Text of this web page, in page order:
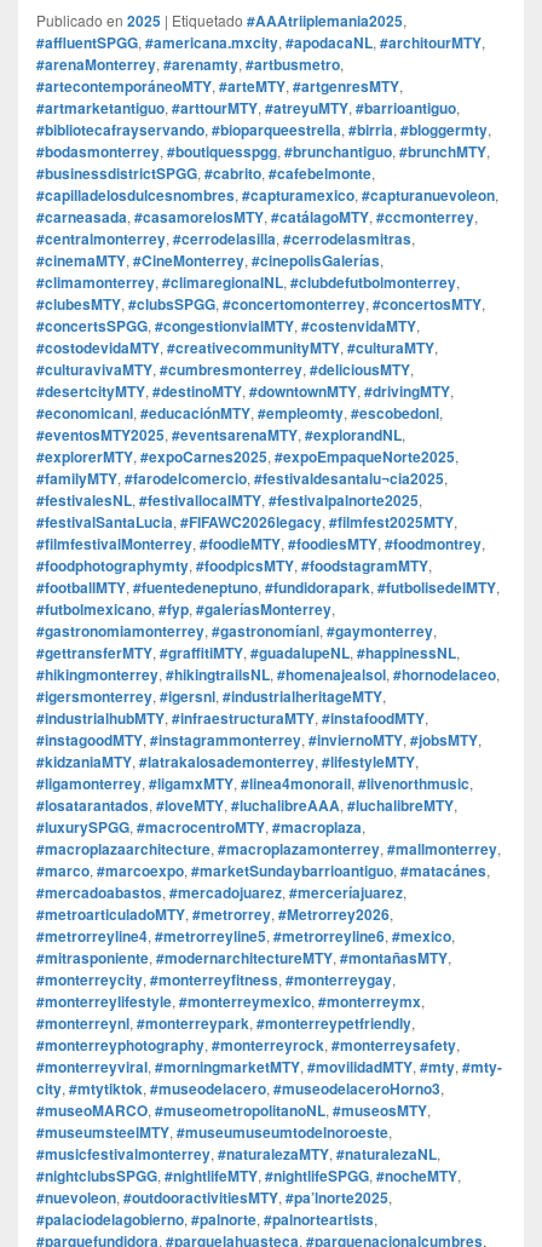
Publicado en 2025 | Etiquetado #AAAtriiplemania2025,
#affluentSPGG, #americana.mxcity, #apodacaNL, #architourMTY,
#arenaMonterrey, #arenamty, #artbusmetro,
#artecontemporáneoMTY, #arteMTY, #artgenresMTY,
#artmarketantiguo, #arttourMTY, #atreyuMTY, #barrioantiguo,
#bibliotecafrayservando, #bioparqueestrella, #birria, #bloggermty,
#bodasmonterrey, #boutiquesspgg, #brunchantiguo, #brunchMTY,
#businessdistrictSPGG, #cabrito, #cafebelmonte,
#capilladelosdulcesnombres, #capturamexico, #capturanuevoleon,
#carneasada, #casamorelosMTY, #catálagoMTY, #ccmonterrey,
#centralmonterrey, #cerrodelasilla, #cerrodelasmitras,
#cinemaMTY, #CineMonterrey, #cinepolisGalerías,
#climamonterrey, #climaregionalNL, #clubdefutbolmonterrey,
#clubesMTY, #clubsSPGG, #concertomonterrey, #concertosMTY,
#concertsSPGG, #congestionvialMTY, #costenvidaMTY,
#costodevidaMTY, #creativecommunityMTY, #culturaMTY,
#culturavivaMTY, #cumbresmonterrey, #deliciousMTY,
#desertcityMTY, #destinoMTY, #downtownMTY, #drivingMTY,
#economicanl, #educaciónMTY, #empleomty, #escobedonl,
#eventosMTY2025, #eventsarenaMTY, #explorandNL,
#explorerMTY, #expoCarnes2025, #expoEmpaqueNorte2025,
#familyMTY, #farodelcomercio, #festivaldesantalu¬cia2025,
#festivalesNL, #festivallocalMTY, #festivalpalnorte2025,
#festivalSantaLucia, #FIFAWC2026legacy, #filmfest2025MTY,
#filmfestivalMonterrey, #foodieMTY, #foodiesMTY, #foodmontrey,
#foodphotographymty, #foodpicsMTY, #foodstagramMTY,
#footballMTY, #fuentedeneptuno, #fundidorapark, #futbolisedelMTY,
#futbolmexicano, #fyp, #galeríasMonterrey,
#gastronomiamonterrey, #gastronomíanl, #gaymonterrey,
#gettransferMTY, #graffitiMTY, #guadalupeNL, #happinessNL,
#hikingmonterrey, #hikingtrailsNL, #homenajealsol, #hornodelaceo,
#igersmonterrey, #igersnl, #industrialheritageMTY,
#industrialhubMTY, #infraestructuraMTY, #instafoodMTY,
#instagoodMTY, #instagrammonterrey, #inviernoMTY, #jobsMTY,
#kidzaniaMTY, #latrakalosademonterrey, #lifestyleMTY,
#ligamonterrey, #ligamxMTY, #linea4monorail, #livenorthmusic,
#losatarantados, #loveMTY, #luchalibreAAA, #luchalibreMTY,
#luxurySPGG, #macrocentroMTY, #macroplaza,
#macroplazaarchitecture, #macroplazamonterrey, #mallmonterrey,
#marco, #marcoexpo, #marketSundaybarrioantiguo, #matacánes,
#mercadoabastos, #mercadojuarez, #merceríajuarez,
#metroarticuladoMTY, #metrorrey, #Metrorrey2026,
#metrorreyline4, #metrorreyline5, #metrorreyline6, #mexico,
#mitrasponiente, #modernarchitectureMTY, #montañasMTY,
#monterreycity, #monterreyfitness, #monterreygay,
#monterreylifestyle, #monterreymexico, #monterreymx,
#monterreynl, #monterreypark, #monterreypetfriendly,
#monterreyphotography, #monterreyrock, #monterreysafety,
#monterreyviral, #morningmarketMTY, #movilidadMTY, #mty, #mty-
city, #mtytiktok, #museodelacero, #museodelaceroHorno3,
#museoMARCO, #museometropolitanoNL, #museosMTY,
#museumsteelMTY, #museumuseumtodelnoroeste,
#musicfestivalmonterrey, #naturalezaMTY, #naturalezaNL,
#nightclubsSPGG, #nightlifeMTY, #nightlifeSPGG, #nocheMTY,
#nuevoleon, #outdooractivitiesMTY, #pa’lnorte2025,
#palaciodelagobierno, #palnorte, #palnorteartists,
#parquefundidora, #parquelahuasteca, #parquenacionalcumbres,